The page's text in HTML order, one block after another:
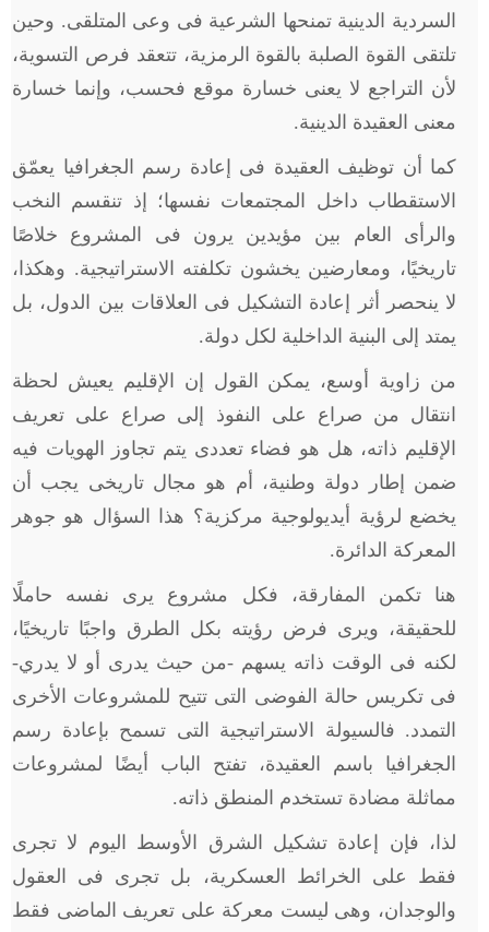
السردية الدينية تمنحها الشرعية فى وعى المتلقى. وحين
تلتقى القوة الصلبة بالقوة الرمزية، تتعقد فرص التسوية،
لأن التراجع لا يعنى خسارة موقع فحسب، وإنما خسارة
معنى العقيدة الدينية.
كما أن توظيف العقيدة فى إعادة رسم الجغرافيا يعمّق
الاستقطاب داخل المجتمعات نفسها؛ إذ تنقسم النخب
والرأى العام بين مؤيدين يرون فى المشروع خلاصًا
تاريخيًا، ومعارضين يخشون تكلفته الاستراتيجية. وهكذا،
لا ينحصر أثر إعادة التشكيل فى العلاقات بين الدول، بل
يمتد إلى البنية الداخلية لكل دولة.
من زاوية أوسع، يمكن القول إن الإقليم يعيش لحظة
انتقال من صراع على النفوذ إلى صراع على تعريف
الإقليم ذاته، هل هو فضاء تعددى يتم تجاوز الهويات فيه
ضمن إطار دولة وطنية، أم هو مجال تاريخى يجب أن
يخضع لرؤية أيديولوجية مركزية؟ هذا السؤال هو جوهر
المعركة الدائرة.
هنا تكمن المفارقة، فكل مشروع يرى نفسه حاملًا
للحقيقة، ويرى فرض رؤيته بكل الطرق واجبًا تاريخيًا،
لكنه فى الوقت ذاته يسهم -من حيث يدرى أو لا يدري-
فى تكريس حالة الفوضى التى تتيح للمشروعات الأخرى
التمدد. فالسيولة الاستراتيجية التى تسمح بإعادة رسم
الجغرافيا باسم العقيدة، تفتح الباب أيضًا لمشروعات
مماثلة مضادة تستخدم المنطق ذاته.
لذا، فإن إعادة تشكيل الشرق الأوسط اليوم لا تجرى
فقط على الخرائط العسكرية، بل تجرى فى العقول
والوجدان، وهى ليست معركة على تعريف الماضى فقط